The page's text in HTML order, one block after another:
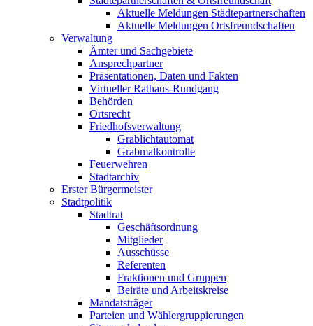
Aktuelle Meldungen Städtepartnerschaften
Aktuelle Meldungen Ortsfreundschaften
Verwaltung
Ämter und Sachgebiete
Ansprechpartner
Präsentationen, Daten und Fakten
Virtueller Rathaus-Rundgang
Behörden
Ortsrecht
Friedhofsverwaltung
Grablichtautomat
Grabmalkontrolle
Feuerwehren
Stadtarchiv
Erster Bürgermeister
Stadtpolitik
Stadtrat
Geschäftsordnung
Mitglieder
Ausschüsse
Referenten
Fraktionen und Gruppen
Beiräte und Arbeitskreise
Mandatsträger
Parteien und Wählergruppierungen